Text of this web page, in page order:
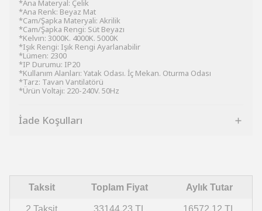
*Ana Materyal: Çelik
*Ana Renk: Beyaz Mat
*Cam/Şapka Materyali: Akrilik
*Cam/Şapka Rengi: Süt Beyazı
*Kelvın: 3000K. 4000K. 5000K
*Işık Rengi: Işık Rengi Ayarlanabilir
*Lümen: 2300
*IP Durumu: IP20
*Kullanım Alanları: Yatak Odası. İç Mekan. Oturma Odası
*Tarz: Tavan Vantilatörü
*Ürün Voltajı: 220-240V. 50Hz
İade Koşulları
Taksit Toplam Fiyat Aylık Tutar
2 Taksit 33144.23 TL 16572.12 TL